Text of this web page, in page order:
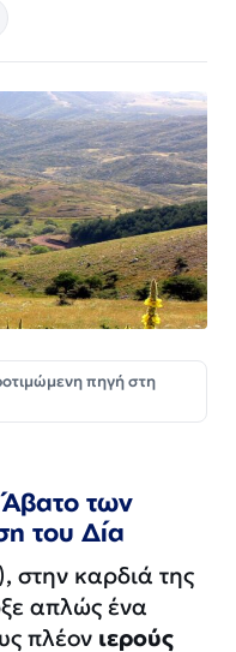
πηγή στη
των
του Δία
στην καρδιά της
απλώς ένα
πλέον ιερούς